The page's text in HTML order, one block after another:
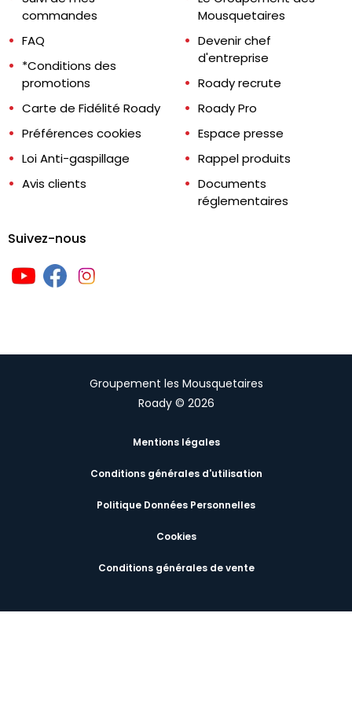
commandes
FAQ
*Conditions des
promotions
Carte de Fidélité Roady
Préférences cookies
Loi Anti-gaspillage
Avis clients
Mousquetaires
Devenir chef
d'entreprise
Roady recrute
Roady Pro
Espace presse
Rappel produits
Documents
réglementaires
Suivez-nous
Groupement les Mousquetaires
Roady © 2026
Mentions légales
Conditions générales d'utilisation
Politique Données Personnelles
Cookies
Conditions générales de vente